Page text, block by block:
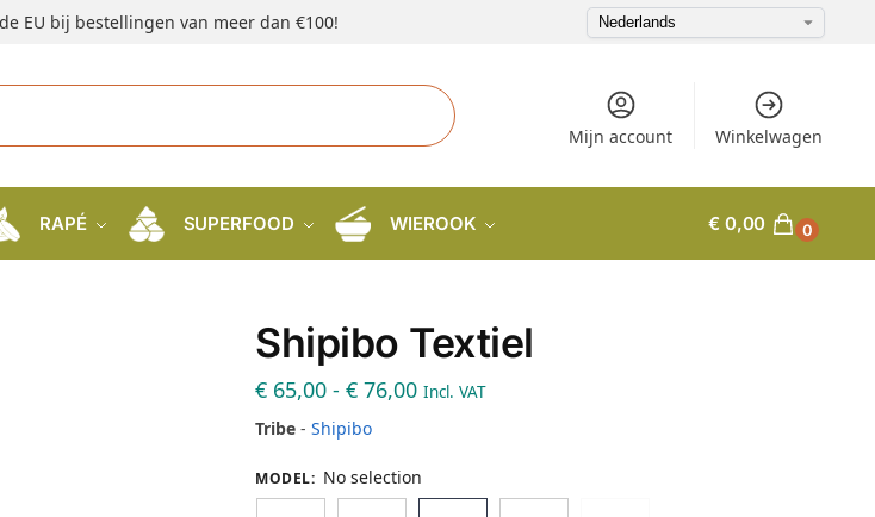
EU bij bestellingen van meer dan €100!
Mijn account Winkelwagen
RAPÉ SUPERFOOD WIEROOK € 0,00 0
Shipibo Textiel
€ 65,00 - € 76,00 Incl. VAT
Tribe -Shipibo
MODEL: No selection